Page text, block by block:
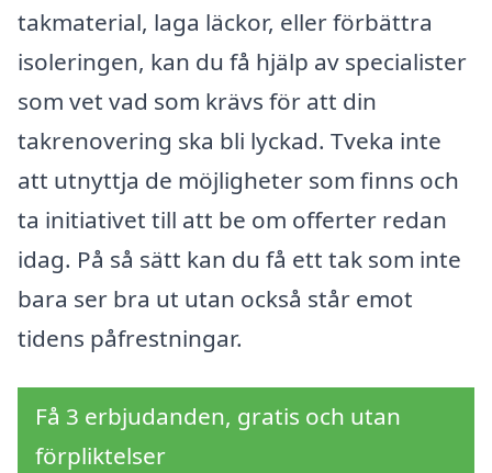
takmaterial, laga läckor, eller förbättra
isoleringen, kan du få hjälp av specialister
som vet vad som krävs för att din
takrenovering ska bli lyckad. Tveka inte
att utnyttja de möjligheter som finns och
ta initiativet till att be om offerter redan
idag. På så sätt kan du få ett tak som inte
bara ser bra ut utan också står emot
tidens påfrestningar.
Få 3 erbjudanden, gratis och utan
förpliktelser